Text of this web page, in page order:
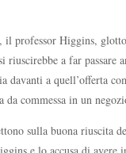
il professor Higgins,
a far passare
a quell’offerta
da commessa in un
sulla buona